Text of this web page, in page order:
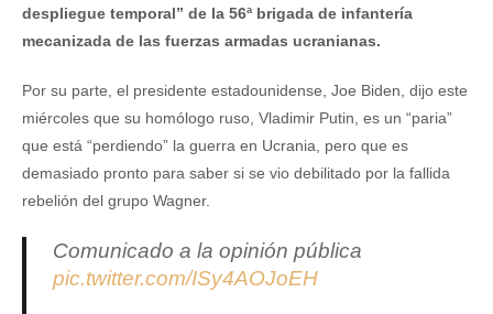
despliegue temporal” de la 56ª brigada de infantería
mecanizada de las fuerzas armadas ucranianas.
Por su parte, el presidente estadounidense, Joe Biden, dijo este
miércoles que su homólogo ruso, Vladimir Putin, es un “paria”
que está “perdiendo” la guerra en Ucrania, pero que es
demasiado pronto para saber si se vio debilitado por la fallida
rebelión del grupo Wagner.
Comunicado a la opinión pública
pic.twitter.com/ISy4AOJoEH